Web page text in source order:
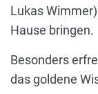
Lukas
Hause bringen.
Besonders
das goldene